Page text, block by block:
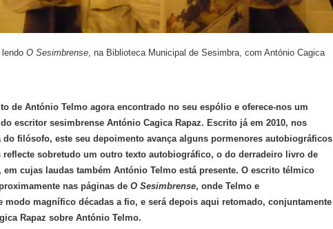
O Sesimbrense, na Biblioteca Municipal de Sesimbra, com António Cagica
de António Telmo agora encontrado no seu espólio e oferece-nos um
escritor sesimbrense António Cagica Rapaz. Escrito já em 2010, nos
filósofo, este seu depoimento avança alguns pormenores autobiográficos
reflecte sobretudo um outro texto autobiográfico, o do derradeiro livro de
, em cujas laudas também António Telmo está presente. O escrito télmico
nas páginas de O Sesimbrense, onde Telmo e
modo magnífico décadas a fio, e será depois aqui retomado, conjuntamente
Rapaz sobre António Telmo.